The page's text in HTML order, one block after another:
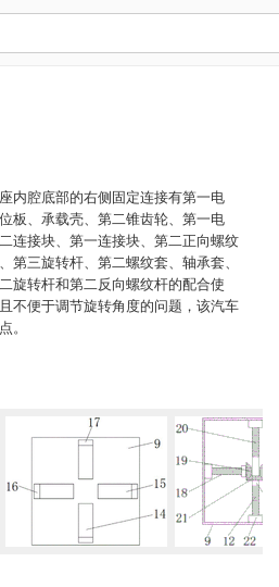
内腔底部的右侧固定连接有第一电
板、承载壳、第二锥齿轮、第一电
连接块、第一连接块、第二正向螺纹
第三旋转杆、第二螺纹套、轴承套、
旋转杆和第二反向螺纹杆的配合使
不便于调节旋转角度的问题，该汽车
。